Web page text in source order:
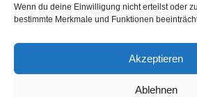
Wenn du deine Einwilligung nicht erteilst oder
bestimmte Merkmale und Funktionen
Akzeptieren
Ablehnen